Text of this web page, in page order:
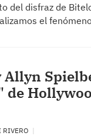
del disfraz de
el
Allyn
de
RIVERO